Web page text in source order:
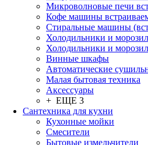
Микроволновые печи
Кофе машины
Стиральные машины
Холодильники и
Холодильники и
Винные шкафы
Автоматические
Малая бытовая техника
Аксессуары
+ ЕЩЕ 3
Сантехника для кухни
Кухонные мойки
Смесители
Бытовые измельчители